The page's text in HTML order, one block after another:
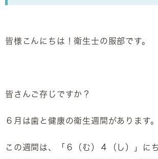
皆様こんにちは！衛生士の服部です。
皆さんご存じですか？
６月は歯と健康の衛生週間があります。
この週間は、「６（む）４（し）」に